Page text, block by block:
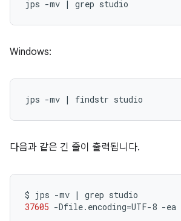
Windows:
다음과 같은 긴 줄이 출력됩니다.
$ jps -mv | grep
37605 -Dfile.encoding=UTF-8 -ea